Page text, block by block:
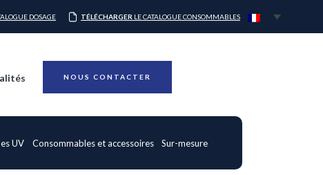
DOSAGE TÉLÉCHARGER LE CATALOGUE CONSOMMABLES
NOUS CONTACTER
UV Consommables et accessoires Sur-mesure